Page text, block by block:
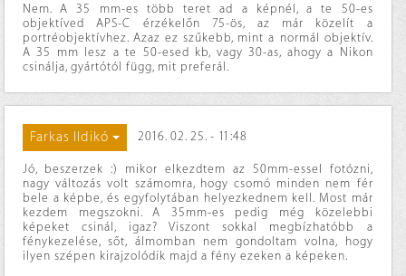
Nem. A 35 mm-es több teret ad a képnél, a te 50-es
objektíved APS-C érzékelőn 75-ös, az már közelít a
portréobjektívhez. Azaz ez szűkebb, mint a normál objektív.
A 35 mm lesz a te 50-esed kb, vagy 30-as, ahogy a Nikon
csinálja, gyártótól függ, mit preferál.
Farkas Ildikó 2016. 02. 25. - 11:48
Jó, beszerzek :) mikor elkezdtem az 50mm-essel fotózni,
nagy változás volt számomra, hogy csomó minden nem fér
bele a képbe, és egyfolytában helyezkednem kell. Most már
kezdem megszokni. A 35mm-es pedig még közelebbi
képeket csinál, igaz? Viszont sokkal megbízhatóbb a
fénykezelése, sőt, álmomban nem gondoltam volna, hogy
ilyen szépen kirajzolódik majd a fény ezeken a képeken.